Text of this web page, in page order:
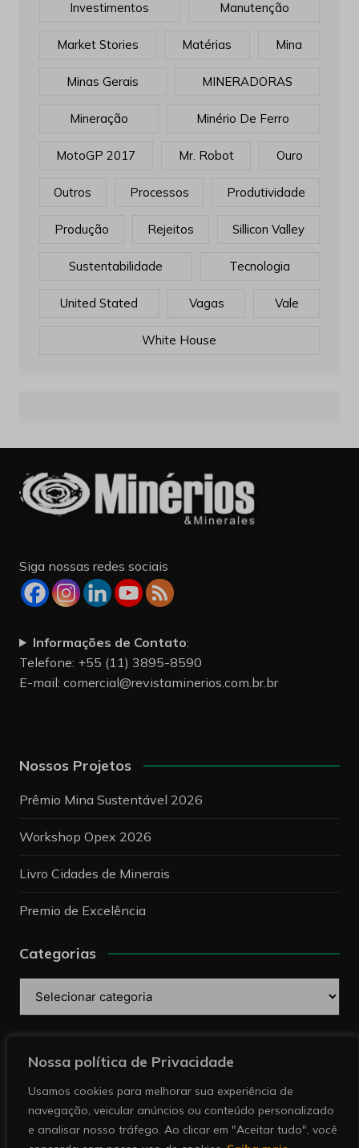
Nossa política de Privacidade
Usamos cookies para melhorar sua experiência de
navegação, veicular anúncios ou conteúdo personalizado
e analisar nosso tráfego. Ao clicar em "Aceitar tudo", você
Investimentos Manutenção
Market Stories Matérias Mina
Minas Gerais MINERADORAS
Mineração Minério De Ferro
MotoGP 2017 Mr. Robot Ouro
Outros Processos Produtividade
Produção Rejeitos Sillicon Valley
Sustentabilidade Tecnologia
United Stated Vagas Vale
White House
Siga nossas redes sociais
Informações de Contato:
Telefone: +55 (11) 3895-8590
E-mail: comercial@revistaminerios.com.br.br
Nossos Projetos
Prêmio Mina Sustentável 2026
Workshop Opex 2026
Livro Cidades de Minerais
Premio de Excelência
Categorias